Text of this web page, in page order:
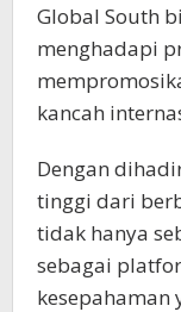
Global South
menghadapi
kancah
Dengan
tinggi dari
tidak hanya
sebagai
kesepahaman